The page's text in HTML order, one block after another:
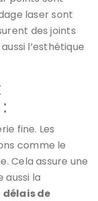
laser sont
des joints
l’esthétique
fine. Les
comme le
Cela assure une
aussi la
délais de